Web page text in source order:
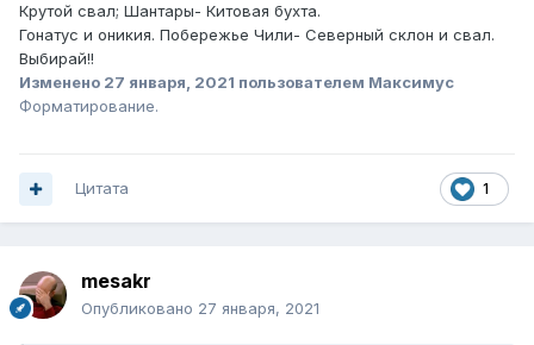
Крутой свал; Шантары- Китовая бухта.
Гонатус и оникия. Побережье Чили- Северный склон и свал.
Выбирай!!
Изменено 27 января, 2021 пользователем Максимус
Форматирование.
1
Цитата
mesakr
Опубликовано 27 января, 2021